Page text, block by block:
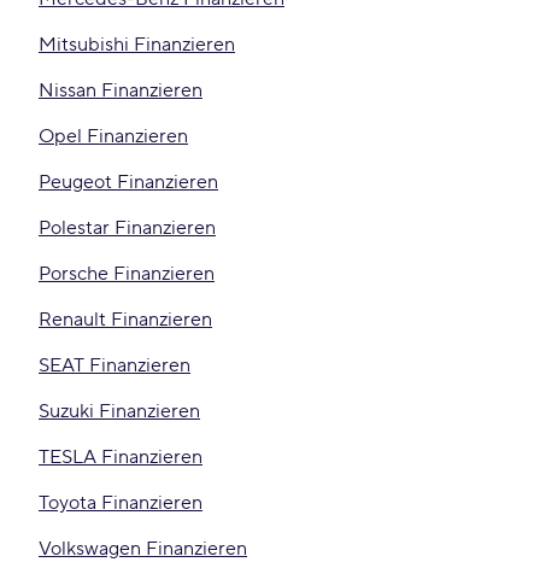
Mitsubishi Finanzieren
Nissan Finanzieren
Opel Finanzieren
Peugeot Finanzieren
Polestar Finanzieren
Porsche Finanzieren
Renault Finanzieren
SEAT Finanzieren
Suzuki Finanzieren
TESLA Finanzieren
Toyota Finanzieren
Volkswagen Finanzieren